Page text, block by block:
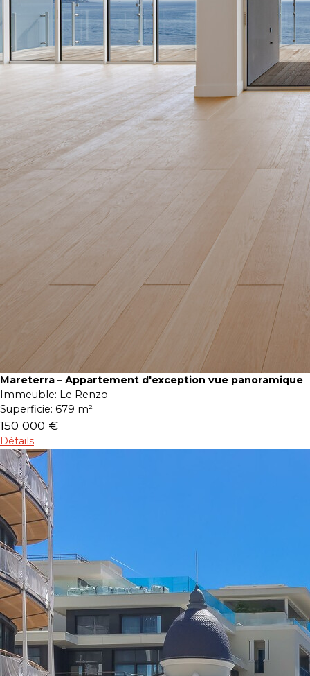
Mareterra – Appartement d'exception vue panoramique
Immeuble: Le Renzo
Superficie: 679 m²
150 000 €
Détails